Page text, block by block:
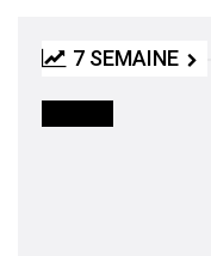
7 SEMAINE